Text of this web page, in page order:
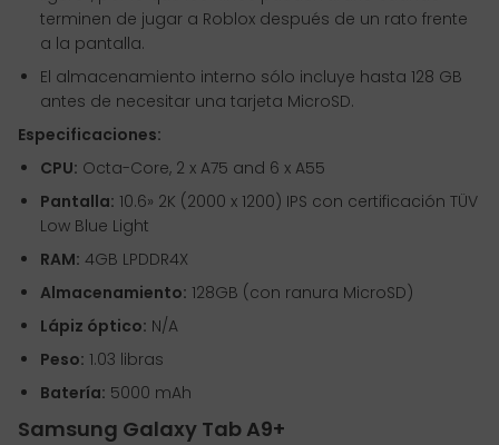
terminen de jugar a Roblox después de un rato frente
a la pantalla.
El almacenamiento interno sólo incluye hasta 128 GB
antes de necesitar una tarjeta MicroSD.
Especificaciones:
CPU: Octa-Core, 2 x A75 and 6 x A55
Pantalla: 10.6» 2K (2000 x 1200) IPS con certificación TÜV
Low Blue Light
RAM: 4GB LPDDR4X
Almacenamiento: 128GB (con ranura MicroSD)
Lápiz óptico: N/A
Peso: 1.03 libras
Batería: 5000 mAh
Samsung Galaxy Tab A9+